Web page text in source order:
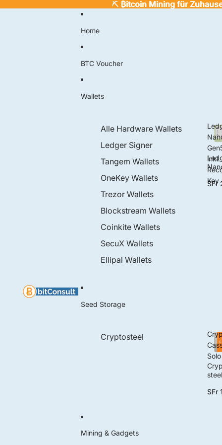
⛏️ ₿itcoin Mining für
⛏️ ₿itcoin Mining für
Home
BTC Voucher
Wallets
Alle Hardware Wallets
Ledger Signer
Tangem Wallets
OneKey Wallets
Trezor Wallets
Blockstream Wallets
Coinkite Wallets
SecuX Wallets
Ellipal Wallets
inkl.
Key
inkl.
SFr
Seed Storage
Cryptosteel
Solo
steel
e
SFr
Mining & Gadgets